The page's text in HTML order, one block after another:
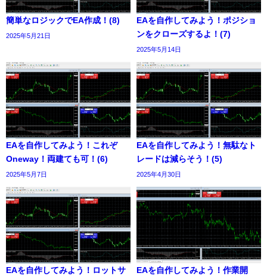
簡単なロジックでEA作成！(8)
2025年5月21日
EAを自作してみよう！ポジショ
ンをクローズするよ！(7)
2025年5月14日
EAを自作してみよう！これぞ
Oneway！両建ても可！(6)
2025年5月7日
EAを自作してみよう！無駄なト
レードは減らそう！(5)
2025年4月30日
EAを自作してみよう！ロットサ
EAを自作してみよう！作業開